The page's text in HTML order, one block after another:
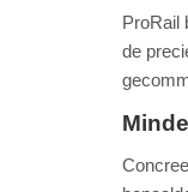
ProRail
de